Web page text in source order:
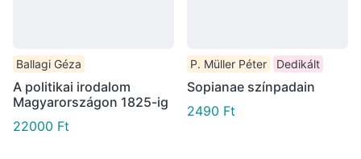
Ballagi Géza
A politikai irodalom
Magyarországon 1825-ig
22000 Ft
P. Müller Péter Dedikált
Sopianae színpadain
2490 Ft